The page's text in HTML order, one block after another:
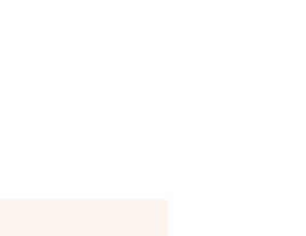
client, ou encore d’un